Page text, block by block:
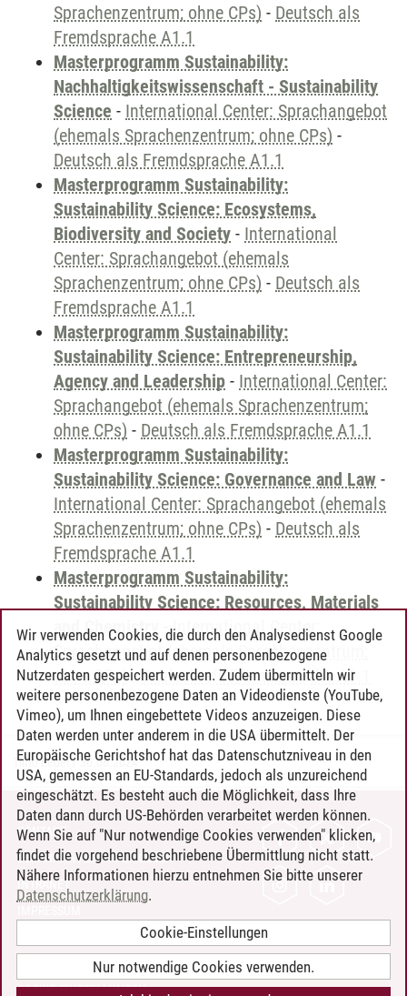
Sprachenzentrum; ohne CPs) - Deutsch als
Fremdsprache A1.1
Masterprogramm Sustainability:
Nachhaltigkeitswissenschaft - Sustainability
Science - International Center: Sprachangebot
(ehemals Sprachenzentrum; ohne CPs) -
Deutsch als Fremdsprache A1.1
Masterprogramm Sustainability:
Sustainability Science: Ecosystems,
Biodiversity and Society - International
Center: Sprachangebot (ehemals
Sprachenzentrum; ohne CPs) - Deutsch als
Fremdsprache A1.1
Masterprogramm Sustainability:
Sustainability Science: Entrepreneurship,
Agency and Leadership - International Center:
Sprachangebot (ehemals Sprachenzentrum;
ohne CPs) - Deutsch als Fremdsprache A1.1
Masterprogramm Sustainability:
Sustainability Science: Governance and Law -
International Center: Sprachangebot (ehemals
Sprachenzentrum; ohne CPs) - Deutsch als
Fremdsprache A1.1
Masterprogramm Sustainability:
Sustainability Science: Resources, Materials
and Chemistry -International Center:
Sprachangebot (ehemals Sprachenzentrum;
ohne CPs)-Deutsch als Fremdsprache A1.1
Timo Leder/30.06.2024
KONTAKT
LEUPHANA ALS ARBEITGEBER
INTRANET
BARRIEREFREIHEIT
COOKIE-EINSTELLUNGEN
Wir verwenden Cookies, die durch den Analysedienst Google
Analytics gesetzt und auf denen personenbezogene
Nutzerdaten gespeichert werden. Zudem übermitteln wir
weitere personenbezogene Daten an Videodienste (YouTube,
Vimeo), um Ihnen eingebettete Videos anzuzeigen. Diese
Daten werden unter anderem in die USA übermittelt. Der
Europäische Gerichtshof hat das Datenschutzniveau in den
USA, gemessen an EU-Standards, jedoch als unzureichend
eingeschätzt. Es besteht auch die Möglichkeit, dass Ihre
Daten dann durch US-Behörden verarbeitet werden können.
Wenn Sie auf "Nur notwendige Cookies verwenden" klicken,
findet die vorgehend beschriebene Übermittlung nicht statt.
Nähere Informationen hierzu entnehmen Sie bitte unserer
Datenschutzerklärung.
Cookie-Einstellungen
Nur notwendige Cookies verwenden.